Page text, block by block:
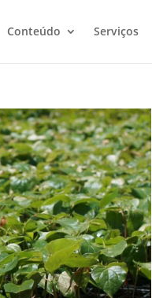
Conteúdo Serviços